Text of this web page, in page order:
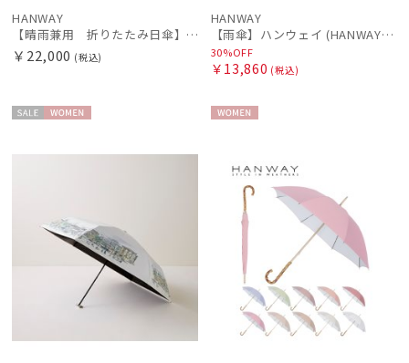
HANWAY
【晴雨兼用 折りたたみ日傘】ハンウェイ（ＨＡＮＷＡＹ）Vestido de frida（べスティード・デ・フリーダ）
￥22,000 (税込)
HANWAY
【雨傘】ハンウェイ (HANWAY) Pカットジャカード Dot & Stripe mix CJ ドット・アンド・ストライプ・シー・ジェー ショート長傘 日本製
30%OFF
￥13,860 (税込)